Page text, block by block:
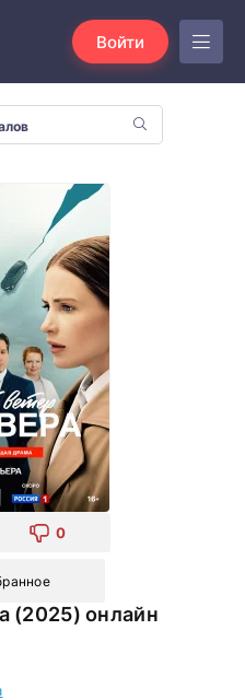
Войти
Тёплый ветер с севера (2025) онлайн
0